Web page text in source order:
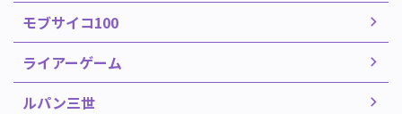
モブサイコ100
ライアーゲーム
ルパン三世